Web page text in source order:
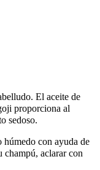
El aceite de
proporciona al
sedoso.
con ayuda de
champú, aclarar con